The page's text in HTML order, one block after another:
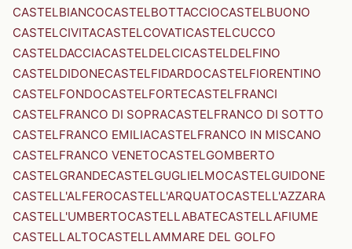
CASTELBIANCOCASTELBOTTACCIOCASTELBUONO
CASTELCIVITACASTELCOVATICASTELCUCCO
CASTELDACCIACASTELDELCICASTELDELFINO
CASTELDIDONECASTELFIDARDOCASTELFIORENTINO
CASTELFONDOCASTELFORTECASTELFRANCI
CASTELFRANCO DI SOPRACASTELFRANCO DI SOTTO
CASTELFRANCO EMILIACASTELFRANCO IN MISCANO
CASTELFRANCO VENETOCASTELGOMBERTO
CASTELGRANDECASTELGUGLIELMOCASTELGUIDONE
CASTELL'ALFEROCASTELL'ARQUATOCASTELL'AZZARA
CASTELL'UMBERTOCASTELLABATECASTELLAFIUME
CASTELLALTOCASTELLAMMARE DEL GOLFO